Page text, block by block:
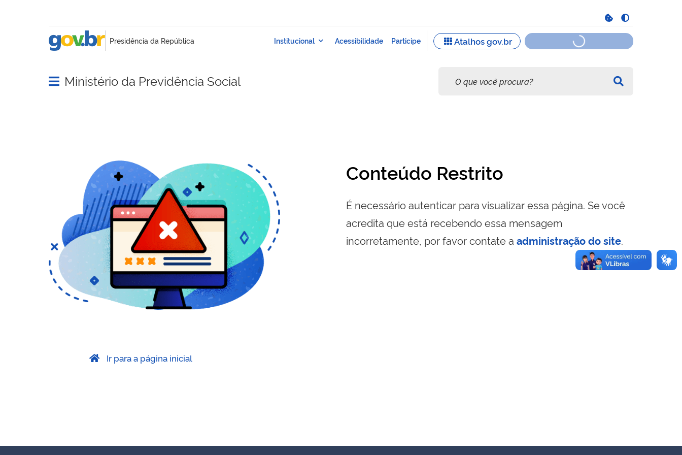
Abrir menu principal de navegação
Ministério da Previdência Social
Conteúdo Restrito
É necessário autenticar para visualizar essa página. Se você
acredita que está recebendo essa mensagem
incorretamente, por favor contate a administração do site.
Ir para a página inicial